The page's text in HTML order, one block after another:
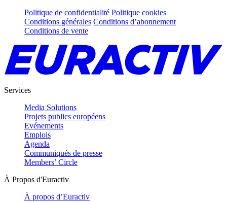
Politique de confidentialité Politique cookies
Conditions générales Conditions d’abonnement
Conditions de vente
Services
Media Solutions
Projets publics européens
Evénements
Emplois
Agenda
Communiqués de presse
Members’ Circle
À Propos d'Euractiv
À propos d’Euractiv